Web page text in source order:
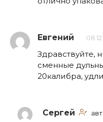
Евгений
Здравствуйте,
сменные
20калибра,
Сергей